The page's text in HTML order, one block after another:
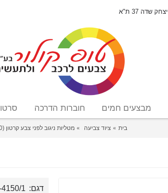
יצחק שדה 37 ת"א
מבצעים חמים חוברות הדרכה
בית ציוד צביעה מטליות ניגוב לפני צבע קרטון (100)
דגם: 1